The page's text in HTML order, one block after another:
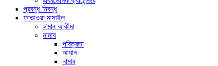
প্রবন্ধ-নিবন্ধ
ফাতাওয়া মাসাইল
ঈমান আকীদা
নামায
পবিত্রতা
আযান
নামায